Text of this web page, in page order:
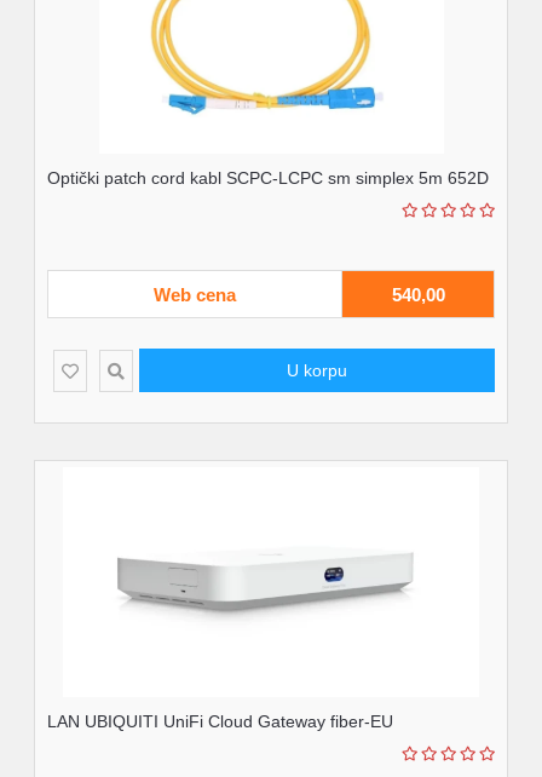
Optički patch cord kabl SCPC-LCPC sm simplex 5m 652D
Web cena 540,00
U korpu
LAN UBIQUITI UniFi Cloud Gateway fiber-EU